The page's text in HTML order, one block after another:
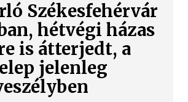
Székesfehérvár
hétvégi házas
is átterjedt, a
jelenleg